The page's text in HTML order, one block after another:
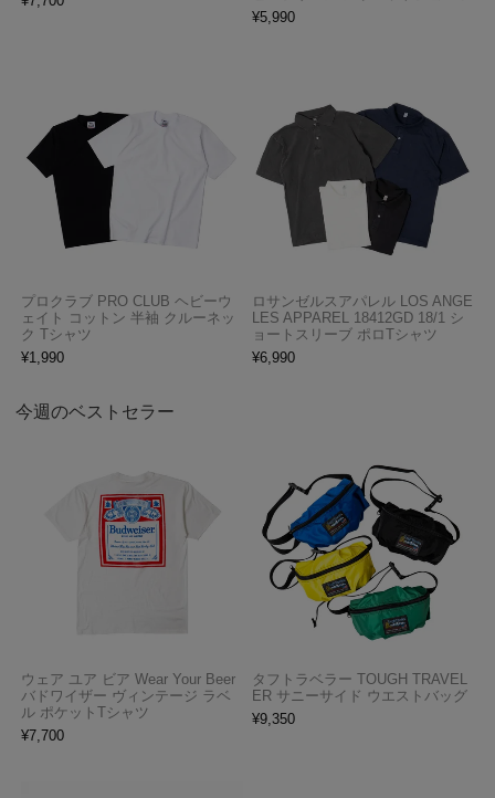
¥5,990
プロクラブ PRO CLUB ヘビーウ
ェイト コットン 半袖 クルーネッ
ク Tシャツ
¥1,990
ロサンゼルスアパレル LOS ANGE
LES APPAREL 18412GD 18/1 シ
ョートスリーブ ポロTシャツ
¥6,990
今週のベストセラー
ウェア ユア ビア Wear Your Beer
バドワイザー ヴィンテージ ラベ
ル ポケットTシャツ
¥7,700
タフトラベラー TOUGH TRAVEL
ER サニーサイド ウエストバッグ
¥9,350